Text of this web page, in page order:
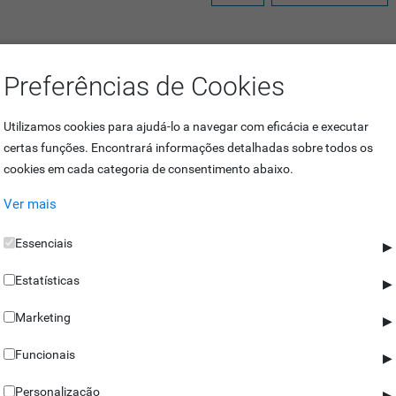
suporta frequência Dual (RFID 125KHz e Mifare) e que apresenta
de madeira ou aros de portas metálicas, no interior das suas
e consegue suportar temperaturas entre os -10ºC e os +70ºC,
Preferências de Cookies
Utilizamos cookies para ajudá-lo a navegar com eficácia e executar
certas funções. Encontrará informações detalhadas sobre todos os
cookies em cada categoria de consentimento abaixo.
Ver mais
Essenciais ▶
Estatísticas ▶
Marketing ▶
Funcionais ▶
Personalização